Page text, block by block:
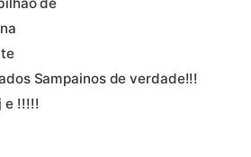
de
Sampainos de verdade!!!
e !!!!!